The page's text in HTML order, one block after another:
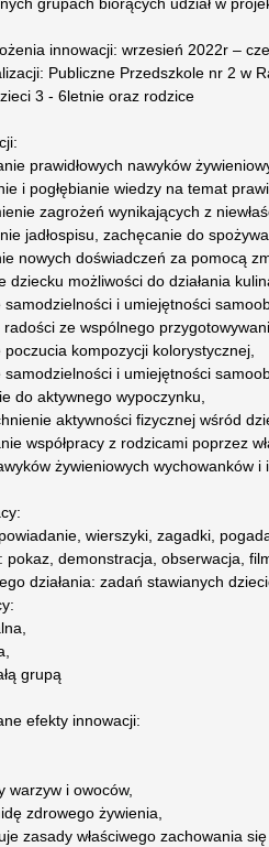
grupach biorących udział w
innowacji: wrzesień 2022r –
Publiczne Przedszkole nr 2 w
3 - 6letnie oraz rodzice
prawidłowych nawyków
i pogłębianie wiedzy na temat
zagrożeń wynikających z
jadłospisu, zachęcanie do
nowych doświadczeń za pomocą
dziecku możliwości do działania
i umiejętności
ze wspólnego
poczucia kompozycji kolorystycznej,
i umiejętności
do aktywnego wypoczynku,
aktywności fizycznej wśród
współpracy z rodzicami poprzez
żywieniowych wychowanków i
wierszyki, zagadki,
pokaz, demonstracja, obserwacja,
działania: zadań stawianych
grupą
efekty innowacji:
warzyw i owoców,
zdrowego żywienia,
zasady właściwego zachowania